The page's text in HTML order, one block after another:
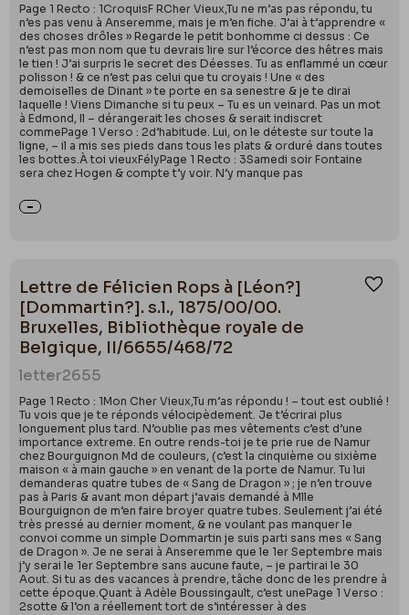
Page 1 Recto : 1CroquisF RCher Vieux,Tu ne m’as pas répondu, tu
n’es pas venu à Anseremme, mais je m’en fiche. J’ai à t’apprendre «
des choses drôles » Regarde le petit bonhomme ci dessus : Ce
n’est pas mon nom que tu devrais lire sur l’écorce des hêtres mais
le tien ! J’ai surpris le secret des Déesses. Tu as enflammé un cœur
polisson ! & ce n’est pas celui que tu croyais ! Une « des
demoiselles de Dinant » te porte en sa senestre & je te dirai
laquelle ! Viens Dimanche si tu peux – Tu es un veinard. Pas un mot
à Edmond, Il – dérangerait les choses & serait indiscret
commePage 1 Verso : 2d’habitude. Lui, on le déteste sur toute la
ligne, – il a mis ses pieds dans tous les plats & orduré dans toutes
les bottes.À toi vieuxFélyPage 1 Recto : 3Samedi soir Fontaine
sera chez Hogen & compte t’y voir. N’y manque pas
Lettre de Félicien Rops à [Léon?]
[Dommartin?]. s.l., 1875/00/00.
Bruxelles, Bibliothèque royale de
Belgique, II/6655/468/72
letter2655
Page 1 Recto : 1Mon Cher Vieux,Tu m’as répondu ! – tout est oublié !
Tu vois que je te réponds vélocipèdement. Je t’écrirai plus
longuement plus tard. N’oublie pas mes vêtements c’est d’une
importance extreme. En outre rends-toi je te prie rue de Namur
chez Bourguignon Md de couleurs, (c’est la cinquième ou sixième
maison « à main gauche » en venant de la porte de Namur. Tu lui
demanderas quatre tubes de « Sang de Dragon » ; je n’en trouve
pas à Paris & avant mon départ j’avais demandé à Mlle
Bourguignon de m’en faire broyer quatre tubes. Seulement j’ai été
très pressé au dernier moment, & ne voulant pas manquer le
convoi comme un simple Dommartin je suis parti sans mes « Sang
de Dragon ». Je ne serai à Anseremme que le 1er Septembre mais
j’y serai le 1er Septembre sans aucune faute, – je partirai le 30
Aout. Si tu as des vacances à prendre, tâche donc de les prendre à
cette époque.Quant à Adèle Boussingault, c’est unePage 1 Verso :
2sotte & l’on a réellement tort de s’intéresser à des